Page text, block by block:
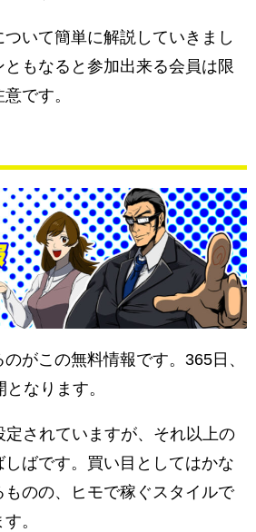
いて簡単に解説していきまし
ともなると参加出来る会員は限
です。
がこの無料情報です。365日、
なります。
されていますが、それ以上の
ばです。買い目としてはかな
ものの、ヒモで稼ぐスタイルで
。